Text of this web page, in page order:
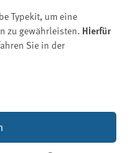
Kneschke – stock.adobe.com
für das
für die
Prüfungsverfahren
Typekit, um eine
zu gewährleisten. Hierfür
Sie in der